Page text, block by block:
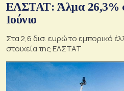
ΕΛΣΤΑΤ: Άλμα 26,3%
Ιούνιο
Στα 2,6 δισ. ευρώ το εμπορικό
στοιχεία της ΕΛΣΤΑΤ